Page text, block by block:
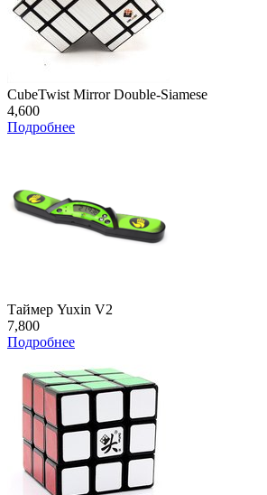
CubeTwist Mirror Double-Siamese
4,600
Подробнее
Таймер Yuxin V2
7,800
Подробнее